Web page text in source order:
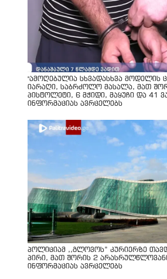
"ამოღებულია სხვადასხვა მოდელის
იარაღი, საბრძოლო მასალა, მათ
პისტოლეტი, 6 მჭიდი, მაყუჩი და 41
ინფორმაციას ავრცელებს
პოლიციამ ,,გლოვოს” კურიერზე
პირი, მათ შორის 2
ინფორმაციას ავრცელებს